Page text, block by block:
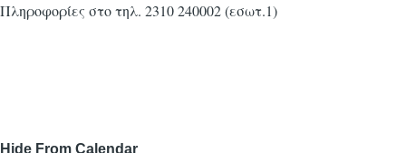
Πληροφορίες στο τηλ. 2310 240002 (εσωτ.1)
Hide From Calendar